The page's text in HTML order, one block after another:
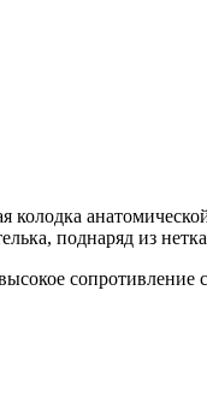
поднаряд из